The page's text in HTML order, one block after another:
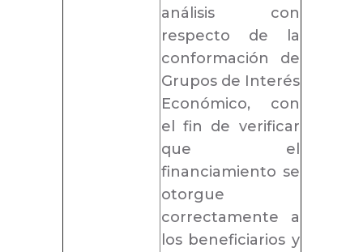
análisis con
respecto de la
conformación de
Grupos de Interés
Económico, con
el fin de verificar
que el
financiamiento se
otorgue
correctamente a
los beneficiarios y